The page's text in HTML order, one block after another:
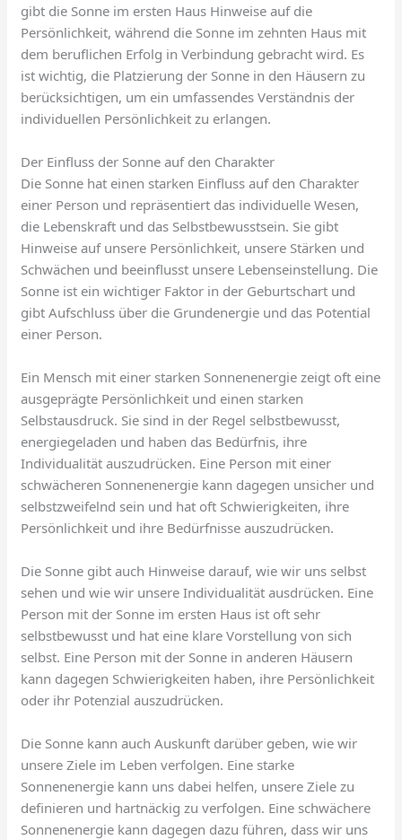
gibt die Sonne im ersten Haus Hinweise auf die
Persönlichkeit, während die Sonne im zehnten Haus mit
dem beruflichen Erfolg in Verbindung gebracht wird. Es
ist wichtig, die Platzierung der Sonne in den Häusern zu
berücksichtigen, um ein umfassendes Verständnis der
individuellen Persönlichkeit zu erlangen.
Der Einfluss der Sonne auf den Charakter
Die Sonne hat einen starken Einfluss auf den Charakter
einer Person und repräsentiert das individuelle Wesen,
die Lebenskraft und das Selbstbewusstsein. Sie gibt
Hinweise auf unsere Persönlichkeit, unsere Stärken und
Schwächen und beeinflusst unsere Lebenseinstellung. Die
Sonne ist ein wichtiger Faktor in der Geburtschart und
gibt Aufschluss über die Grundenergie und das Potential
einer Person.
Ein Mensch mit einer starken Sonnenenergie zeigt oft eine
ausgeprägte Persönlichkeit und einen starken
Selbstausdruck. Sie sind in der Regel selbstbewusst,
energiegeladen und haben das Bedürfnis, ihre
Individualität auszudrücken. Eine Person mit einer
schwächeren Sonnenenergie kann dagegen unsicher und
selbstzweifelnd sein und hat oft Schwierigkeiten, ihre
Persönlichkeit und ihre Bedürfnisse auszudrücken.
Die Sonne gibt auch Hinweise darauf, wie wir uns selbst
sehen und wie wir unsere Individualität ausdrücken. Eine
Person mit der Sonne im ersten Haus ist oft sehr
selbstbewusst und hat eine klare Vorstellung von sich
selbst. Eine Person mit der Sonne in anderen Häusern
kann dagegen Schwierigkeiten haben, ihre Persönlichkeit
oder ihr Potenzial auszudrücken.
Die Sonne kann auch Auskunft darüber geben, wie wir
unsere Ziele im Leben verfolgen. Eine starke
Sonnenenergie kann uns dabei helfen, unsere Ziele zu
definieren und hartnäckig zu verfolgen. Eine schwächere
Sonnenenergie kann dagegen dazu führen, dass wir uns